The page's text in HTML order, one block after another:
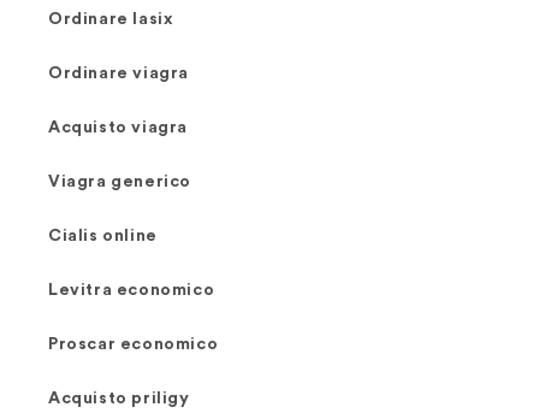
Ordinare lasix
Ordinare viagra
Acquisto viagra
Viagra generico
Cialis online
Levitra economico
Proscar economico
Acquisto priligy